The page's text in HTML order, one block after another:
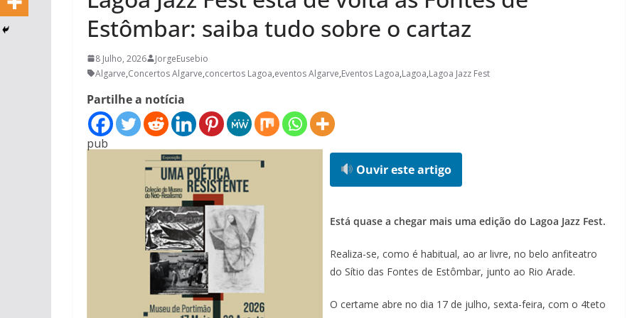
Estômbar: saiba tudo sobre o cartaz
8 Julho, 2026
JorgeEusebio
Algarve,Concertos Algarve,concertos Lagoa,eventos Algarve,Eventos Lagoa,Lagoa,Lagoa Jazz Fest
Partilhe a notícia
pub
Ouvir este artigo
Está quase a chegar mais uma edição do Lagoa Jazz Fest.
Realiza-se, como é habitual, ao ar livre, no belo anfiteatro
do Sítio das Fontes de Estômbar, junto ao Rio Arade.
O certame abre no dia 17 de julho, sexta-feira, com o 4teto